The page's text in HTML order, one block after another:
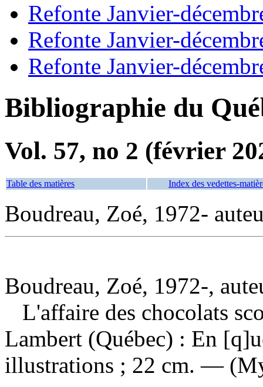
Refonte Janvier-
Refonte Janvier-
Refonte Janvier-
Bibliographie du
Vol. 57, no 2 (février
Table des matières Index des vedettes-
Boudreau, Zoé, 1972-
Boudreau, Zoé, 1972-,
L'affaire des chocolats
Lambert (Québec) : En
illustrations ; 22 cm. —